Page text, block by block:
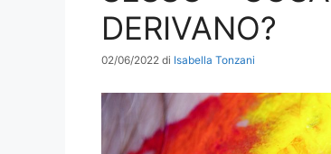
DERIVANO?
02/06/2022 di Isabella Tonzani